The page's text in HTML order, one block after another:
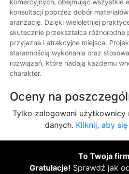
komercyjnych, obejmując wszystkie
konsultacji poprzez dobór
aranżację. Dzięki wieloletniej
skutecznie przekształca różnorodne
przyjazne i atrakcyjne miejsca.
starannością wykonania oraz
rozwiązań, które nadają każdemu
charakter.
Oceny na
Tylko zalogowani
danych. Kliknij, aby
To Twoja
Gratulacje! Sprawdź jak